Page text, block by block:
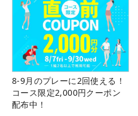
8-9月のプレーに2回使える！
コース限定2,000円クーポン
配布中！